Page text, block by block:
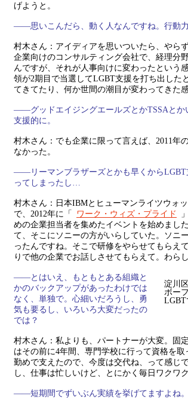
げようと。
——思いこんだら、動く人なんですね。行動力
村木さん：アイディアを思いついたら、やら
企業向けのコンサルティング会社で、経理分
んですが、それが人事向けに変わったという
領が2期目で当選してLGBT支援を打ち出した
てきてたり、何か世間の潮目が変わってきた
——グッドエイジングエールズとかTSSAとか
支援的に。
村木さん：でも企業に限って言えば、2011年
なかった。
——リーマンブラザーズとかも早くからLGBT
ってしまったし…
村木さん：日本IBMとヒューマンライツウォ
で、2012年に「
ワーク・ウィズ・プライド
めの企業担当者を集めたイベントを始めまし
て、そこにソニーの方がいらしていた。ソニ
ったんですね。そこで研修をやらせてもらえ
りで他の企業でお話しさせてもらえて。わら
淀川
ボー
LGBT
——とはいえ、もともとある組織と
かのバックアップがあったわけでは
なく、単独で。心細いだろうし、勇
気も要るし、いろいろ大変だったの
では？
村木さん：私よりも、パートナーが大変。固
はその前に4年間、専門学校に行って資格を
勤めで支えたので、今度は交代ね、って感じ
し、仕事は忙しいけど、とにかく毎日ワクワ
——短期間でずいぶん実績を挙げてますよね